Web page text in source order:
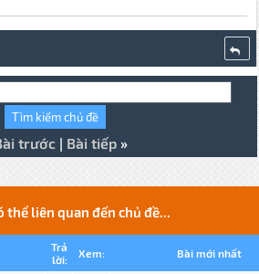
trước| Bài tiếp»
thể liên quan đến chủ đề...
Trả
lời:
Xem: Bài mới nhất